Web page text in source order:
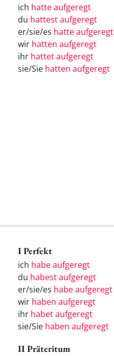
ich hatte aufgeregt
du hattest aufgeregt
er/sie/es hatte aufgeregt
wir hatten aufgeregt
ihr hattet aufgeregt
sie/Sie hatten aufgeregt
I Perfekt
ich habe aufgeregt
du habest aufgeregt
er/sie/es habe aufgeregt
wir haben aufgeregt
ihr habet aufgeregt
sie/Sie haben aufgeregt
II Präteritum